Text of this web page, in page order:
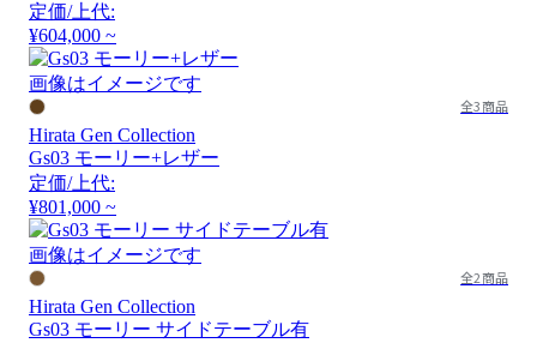
定価/上代:
¥604,000 ~
画像はイメージです
全3商品
Hirata Gen Collection
Gs03 モーリー+レザー
定価/上代:
¥801,000 ~
画像はイメージです
全2商品
Hirata Gen Collection
Gs03 モーリー サイドテーブル有